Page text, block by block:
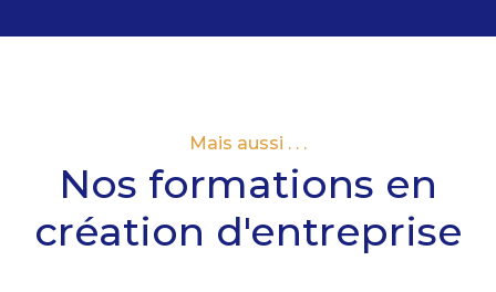
Mais aussi . . .
Nos formations en
création d'entreprise